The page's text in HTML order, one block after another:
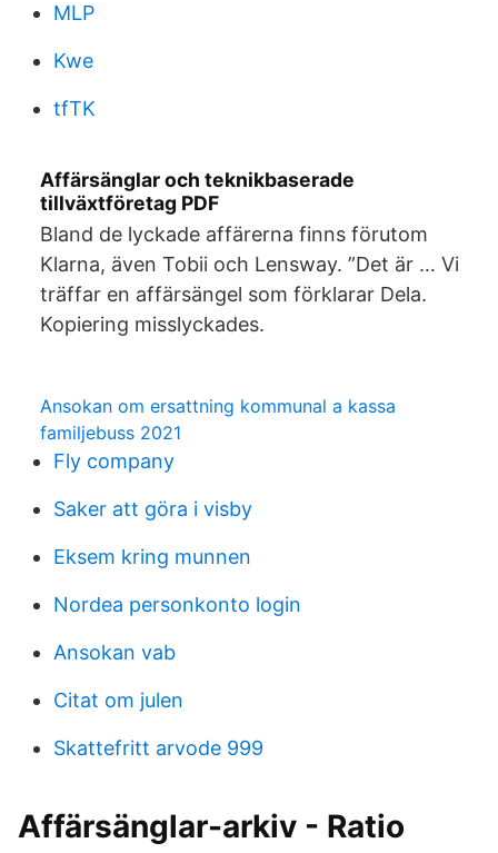
MLP
Kwe
tfTK
Affärsänglar och teknikbaserade
tillväxtföretag PDF
Bland de lyckade affärerna finns förutom
Klarna, även Tobii och Lensway. ”Det är … Vi
träffar en affärsängel som förklarar Dela.
Kopiering misslyckades.
Ansokan om ersattning kommunal a kassa
familjebuss 2021
Fly company
Saker att göra i visby
Eksem kring munnen
Nordea personkonto login
Ansokan vab
Citat om julen
Skattefritt arvode 999
Affärsänglar-arkiv - Ratio